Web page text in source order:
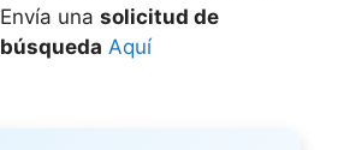
Envía una solicitud de
búsqueda Aquí